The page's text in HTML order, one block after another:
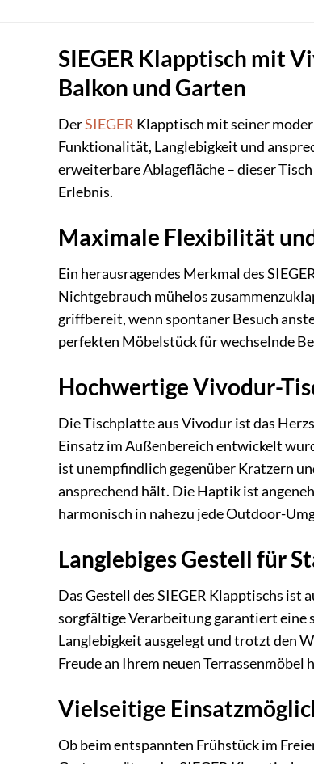
SIEGER Klapptisch mit
Balkon und Garten
DerSIEGER Klapptisch mit seiner
Funktionalität, Langlebigkeit und
erweiterbare Ablagefläche – dieser
Erlebnis.
Maximale Flexibilität
Ein herausragendes Merkmal des
Nichtgebrauch mühelos
griffbereit, wenn spontaner Besuch
perfekten Möbelstück für wechselnde
Hochwertige Vivodur-
Die Tischplatte aus Vivodur ist das
Einsatz im Außenbereich entwickelt
ist unempfindlich gegenüber Kratzern
ansprechend hält. Die Haptik ist
harmonisch in nahezu jede Outdoor-
Langlebiges Gestell für
Das Gestell des SIEGER Klapptischs
sorgfältige Verarbeitung garantiert eine
Langlebigkeit ausgelegt und trotzt den
Freude an Ihrem neuen Terrassenmöbel
Vielseitige
Ob beim entspannten Frühstück im